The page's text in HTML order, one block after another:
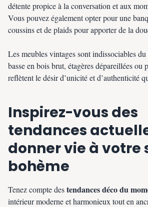
détente propice à la conversation et aux
Vous pouvez également opter pour une
coussins et de plaids pour apporter de la
Les meubles vintages sont indissociables
basse en bois brut, étagères dépareillées ou
reflètent le désir d’unicité et d’authenticité
Inspirez-vous des
tendances
donner vie à votre
bohème
Tenez compte destendances déco du
intérieur moderne et harmonieux tout en